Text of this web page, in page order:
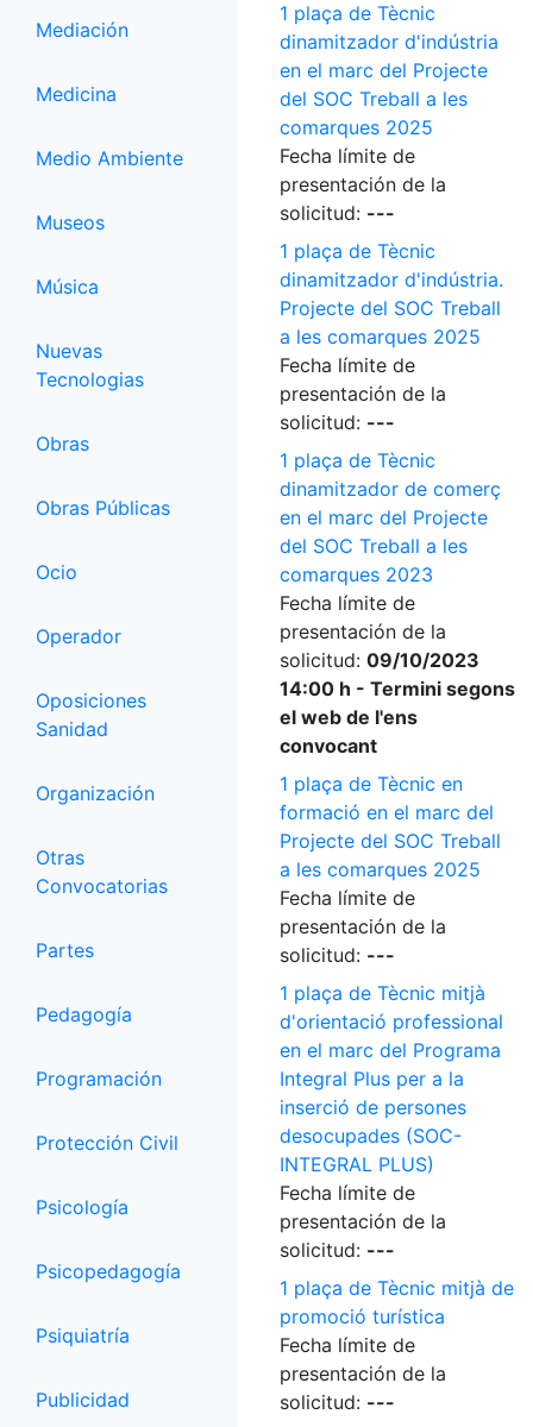
Mediación
Medicina
Medio Ambiente
Museos
Música
Nuevas
Tecnologias
Obras
Obras Públicas
Ocio
Operador
Oposiciones
Sanidad
Organización
Otras
Convocatorias
Partes
Pedagogía
Programación
Protección Civil
Psicología
Psicopedagogía
Psiquiatría
Publicidad
1 plaça de Tècnic
dinamitzador d'indústria
en el marc del Projecte
del SOC Treball a les
comarques 2025
Fecha límite de
presentación de la
solicitud: ---
1 plaça de Tècnic
dinamitzador d'indústria.
Projecte del SOC Treball
a les comarques 2025
Fecha límite de
presentación de la
solicitud: ---
1 plaça de Tècnic
dinamitzador de comerç
en el marc del Projecte
del SOC Treball a les
comarques 2023
Fecha límite de
presentación de la
solicitud: 09/10/2023
14:00 h - Termini segons
el web de l'ens
convocant
1 plaça de Tècnic en
formació en el marc del
Projecte del SOC Treball
a les comarques 2025
Fecha límite de
presentación de la
solicitud: ---
1 plaça de Tècnic mitjà
d'orientació professional
en el marc del Programa
Integral Plus per a la
inserció de persones
desocupades (SOC-
INTEGRAL PLUS)
Fecha límite de
presentación de la
solicitud: ---
1 plaça de Tècnic mitjà de
promoció turística
Fecha límite de
presentación de la
solicitud: ---